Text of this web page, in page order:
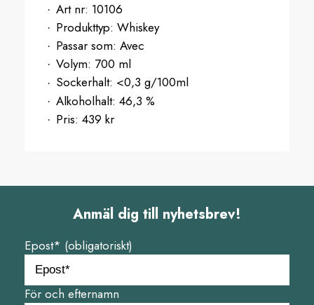
Art nr: 10106
Produkttyp: Whiskey
Passar som: Avec
Volym: 700 ml
Sockerhalt: <0,3 g/100ml
Alkoholhalt: 46,3 %
Pris: 439 kr
Anmäl dig till nyhetsbrev!
Epost* (obligatoriskt)
För och efternamn